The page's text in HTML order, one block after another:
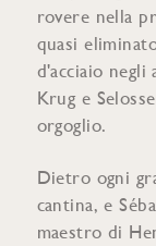
rovere nella
quasi
d'acciaio negli
Krug e
orgoglio.
Dietro ogni
cantina, e
maestro di